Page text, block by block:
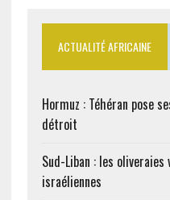
ACTUALITÉ AFRICAINE
Hormuz : Téhéran pose
détroit
Sud-Liban : les
israéliennes